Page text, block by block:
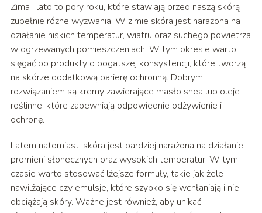
Zima i lato to pory roku, które stawiają przed naszą skórą
zupełnie różne wyzwania. W zimie skóra jest narażona na
działanie niskich temperatur, wiatru oraz suchego powietrza
w ogrzewanych pomieszczeniach. W tym okresie warto
sięgać po produkty o bogatszej konsystencji, które tworzą
na skórze dodatkową barierę ochronną. Dobrym
rozwiązaniem są kremy zawierające masło shea lub oleje
roślinne, które zapewniają odpowiednie odżywienie i
ochronę.
Latem natomiast, skóra jest bardziej narażona na działanie
promieni słonecznych oraz wysokich temperatur. W tym
czasie warto stosować lżejsze formuły, takie jak żele
nawilżające czy emulsje, które szybko się wchłaniają i nie
obciążają skóry. Ważne jest również, aby unikać